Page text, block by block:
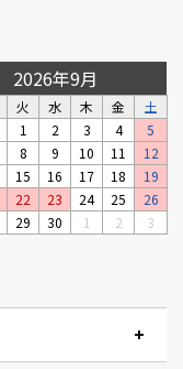
2026年9月
火 水 木 金
土
1 2 3 4
5
8 9 10 11
12
15 16 17 18
19
22 23 24 25
26
29 30 1 2 3